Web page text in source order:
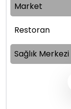
Market
Restoran
Sağlık Merkezi